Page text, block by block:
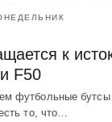
к
F50
футбольные бутсы
то, что…